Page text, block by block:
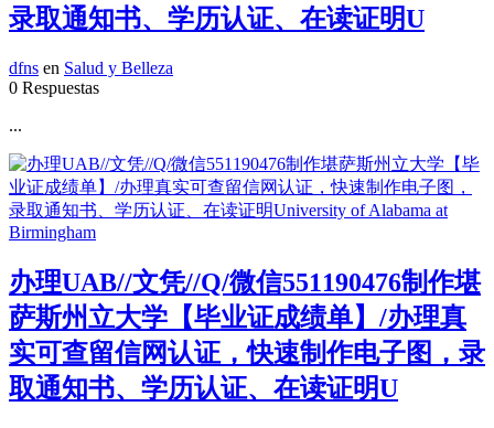
录取通知书、学历认证、在读证明U
dfns en Salud y Belleza
0 Respuestas
...
办理UAB//文凭//Q/微信551190476制作堪
萨斯州立大学【毕业证成绩单】/办理真
实可查留信网认证，快速制作电子图，录
取通知书、学历认证、在读证明U